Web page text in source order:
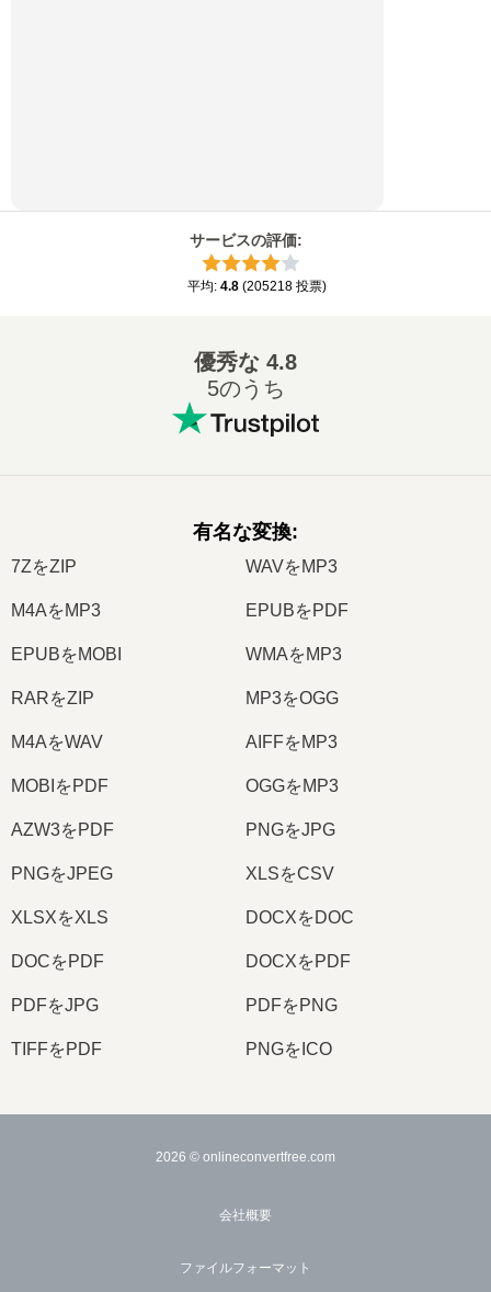
サービスの評価:
平均: 4.8 (205218 投票)
優秀な 4.8
5のうち
有名な変換:
7ZをZIP WAVをMP3
M4AをMP3 EPUBをPDF
EPUBをMOBI WMAをMP3
RARをZIP MP3をOGG
M4AをWAV AIFFをMP3
MOBIをPDF OGGをMP3
AZW3をPDF PNGをJPG
PNGをJPEG XLSをCSV
XLSXをXLS DOCXをDOC
DOCをPDF DOCXをPDF
PDFをJPG PDFをPNG
TIFFをPDF PNGをICO
2026 © onlineconvertfree.com
会社概要
ファイルフォーマット